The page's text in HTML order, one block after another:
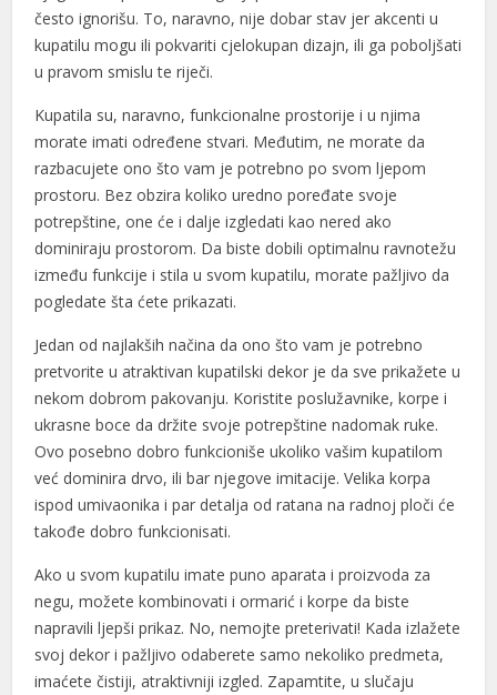
često ignorišu. To, naravno, nije dobar stav jer akcenti u
kupatilu mogu ili pokvariti cjelokupan dizajn, ili ga poboljšati
u pravom smislu te riječi.
Kupatila su, naravno, funkcionalne prostorije i u njima
morate imati određene stvari. Međutim, ne morate da
razbacujete ono što vam je potrebno po svom ljepom
prostoru. Bez obzira koliko uredno poređate svoje
potrepštine, one će i dalje izgledati kao nered ako
dominiraju prostorom. Da biste dobili optimalnu ravnotežu
između funkcije i stila u svom kupatilu, morate pažljivo da
pogledate šta ćete prikazati.
Jedan od najlakših načina da ono što vam je potrebno
pretvorite u atraktivan kupatilski dekor je da sve prikažete u
nekom dobrom pakovanju. Koristite poslužavnike, korpe i
ukrasne boce da držite svoje potrepštine nadomak ruke.
Ovo posebno dobro funkcioniše ukoliko vašim kupatilom
već dominira drvo, ili bar njegove imitacije. Velika korpa
ispod umivaonika i par detalja od ratana na radnoj ploči će
takođe dobro funkcionisati.
Ako u svom kupatilu imate puno aparata i proizvoda za
negu, možete kombinovati i ormarić i korpe da biste
napravili ljepši prikaz. No, nemojte preterivati! Kada izlažete
svoj dekor i pažljivo odaberete samo nekoliko predmeta,
imaćete čistiji, atraktivniji izgled. Zapamtite, u slučaju